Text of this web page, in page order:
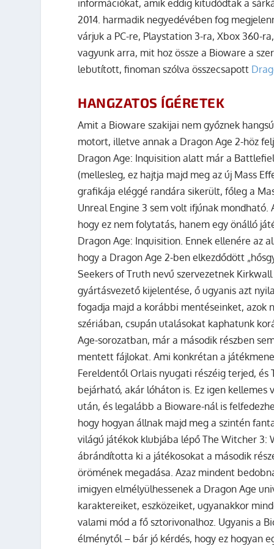
információkat, amik eddig kitudódtak a
2014. harmadik negyedévében fog
várjuk a PC-re, Playstation 3-ra, Xbox 360-
vagyunk arra, mit hoz össze a Bioware a
lebutított, finoman szólva összecsapott
HANGZATOS ÍGÉRETEK
Amit a Bioware szakijai nem győznek
motort, illetve annak a Dragon Age 2-höz
Dragon Age: Inquisition alatt már a
(mellesleg, ez hajtja majd meg az új Mass
grafikája eléggé randára sikerült, főleg a
Unreal Engine 3 sem volt ifjúnak
hogy ez nem folytatás, hanem egy önálló
Dragon Age: Inquisition. Ennek ellenére az
hogy a Dragon Age 2-ben elkezdődött
Seekers of Truth nevű szervezetnek
gyártásvezető kijelentése, ő ugyanis azt
fogadja majd a korábbi mentéseinket, azok
szériában, csupán utalásokat kaphatunk
Age-sorozatban, már a második részben
mentett fájlokat. Ami konkrétan a
Fereldentől Orlais nyugati részéig terjed, és
bejárható, akár lóháton is. Ez igen kellemes
után, és legalább a Bioware-nál is
hogy hogyan állnak majd meg a szintén
világú játékok klubjába lépő The Witcher 3:
ábrándította ki a játékosokat a második
örömének megadása. Azaz mindent
imigyen elmélyülhessenek a Dragon Age
karaktereiket, eszközeiket, ugyanakkor
valami mód a fő sztorivonalhoz. Ugyanis a
élménytől – bár jó kérdés, hogy ez hogyan